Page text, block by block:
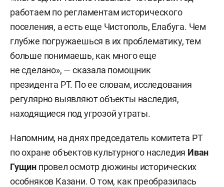
работаем по регламентам исторического
поселения, а есть еще Чистополь, Елабуга. Чем
глубже погружаешься в их проблематику, тем
больше понимаешь, как много еще
не сделано», — сказала помощник
президента РТ. По ее словам, исследования
регулярно выявляют объекты наследия,
находящиеся под угрозой утраты.
Напомним, на днях председатель комитета РТ
по охране объектов культурного наследия Иван
Гущин провел осмотр дюжины исторических
особняков Казани. О том, как преобразилась